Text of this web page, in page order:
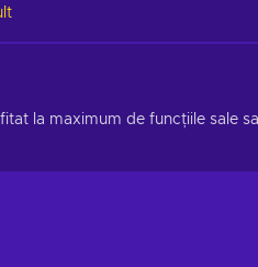
la maximum de funcțiile sale